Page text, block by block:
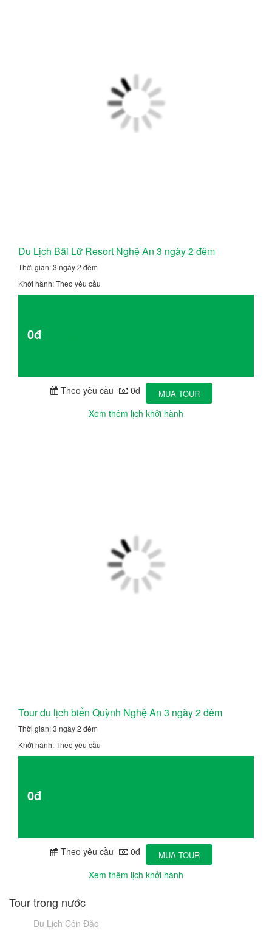
Du Lịch Bãi Lữ Resort Nghệ An 3 ngày 2 đêm
Thời gian: 3 ngày 2 đêm
Khởi hành: Theo yêu cầu
0đ
Theo yêu cầu 0đ MUA TOUR
Xem thêm lịch khởi hành
Tour du lịch biển Quỳnh Nghệ An 3 ngày 2 đêm
Thời gian: 3 ngày 2 đêm
Khởi hành: Theo yêu cầu
0đ
Theo yêu cầu 0đ MUA TOUR
Xem thêm lịch khởi hành
Tour trong nước
Du Lịch Côn Đảo